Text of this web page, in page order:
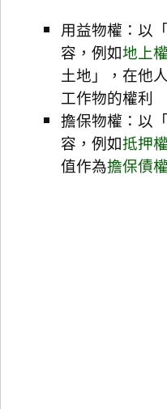
用益物權：以
容，例如地上權
土地」，在他
工作物的權利
擔保物權：以
容，例如抵押權
值作為擔保債權